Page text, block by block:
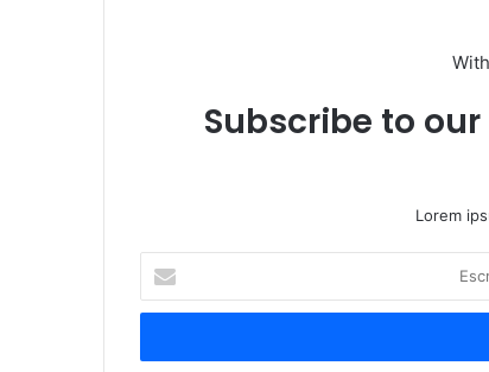
Subscribe to
Lorem
correo